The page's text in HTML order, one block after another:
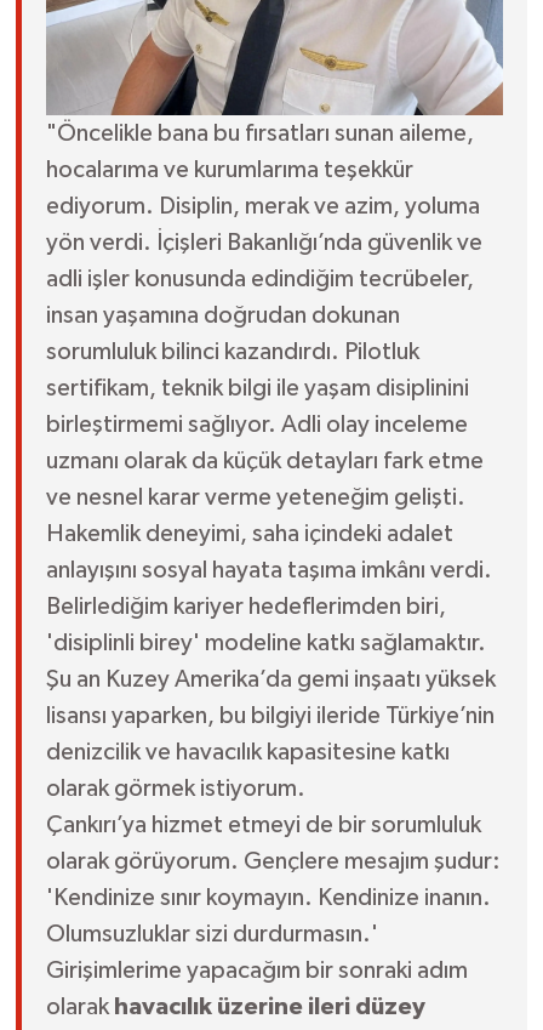
"Öncelikle bana bu fırsatları sunan aileme,
hocalarıma ve kurumlarıma teşekkür
ediyorum. Disiplin, merak ve azim, yoluma
yön verdi. İçişleri Bakanlığı’nda güvenlik ve
adli işler konusunda edindiğim tecrübeler,
insan yaşamına doğrudan dokunan
sorumluluk bilinci kazandırdı. Pilotluk
sertifikam, teknik bilgi ile yaşam disiplinini
birleştirmemi sağlıyor. Adli olay inceleme
uzmanı olarak da küçük detayları fark etme
ve nesnel karar verme yeteneğim gelişti.
Hakemlik deneyimi, saha içindeki adalet
anlayışını sosyal hayata taşıma imkânı verdi.
Belirlediğim kariyer hedeflerimden biri,
'disiplinli birey' modeline katkı sağlamaktır.
Şu an Kuzey Amerika’da gemi inşaatı yüksek
lisansı yaparken, bu bilgiyi ileride Türkiye’nin
denizcilik ve havacılık kapasitesine katkı
olarak görmek istiyorum.
Çankırı’ya hizmet etmeyi de bir sorumluluk
olarak görüyorum. Gençlere mesajım şudur:
'Kendinize sınır koymayın. Kendinize inanın.
Olumsuzluklar sizi durdurmasın.'
Girişimlerime yapacağım bir sonraki adım
olarak havacılık üzerine ileri düzey